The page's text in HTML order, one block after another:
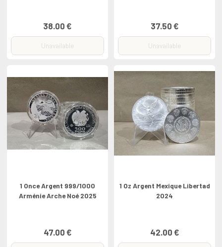
38.00 €
Unavailable
37.50 €
Unavailable
1 Once Argent 999/1000
Arménie Arche Noé 2025
47.00 €
1 Oz Argent Mexique Libertad
2024
42.00 €